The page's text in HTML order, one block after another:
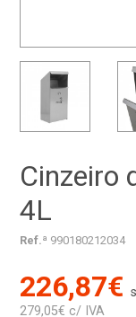
Cinzeiro
4L
Ref.ª 990180212034
226,87€
279,05€ c/ IVA